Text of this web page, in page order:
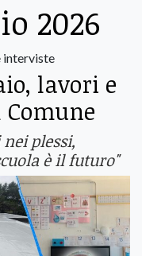
2026
interviste
lavori e
plessi,
è il futuro"